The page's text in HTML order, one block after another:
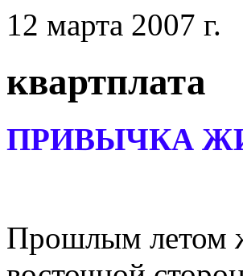
12 марта 2007 г.
квартплата
ПРИВЫЧКА
Прошлым летом